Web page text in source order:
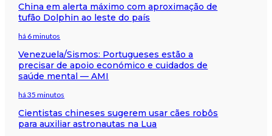
China em alerta máximo com aproximação de
tufão Dolphin ao leste do país
há 6 minutos
Venezuela/Sismos: Portugueses estão a
precisar de apoio económico e cuidados de
saúde mental — AMI
há 35 minutos
Cientistas chineses sugerem usar cães robôs
para auxiliar astronautas na Lua